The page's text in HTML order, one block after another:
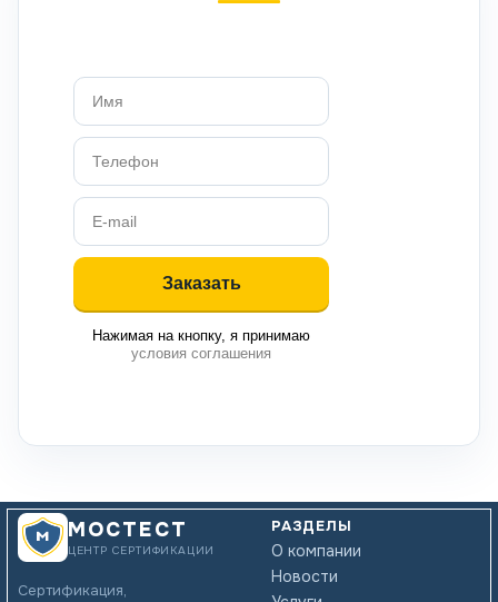
Нажимая на кнопку, я принимаю
условия соглашения
МОСТЕСТ
ЦЕНТР СЕРТИФИКАЦИИ
Сертификация,
РАЗДЕЛЫ
О компании
Новости